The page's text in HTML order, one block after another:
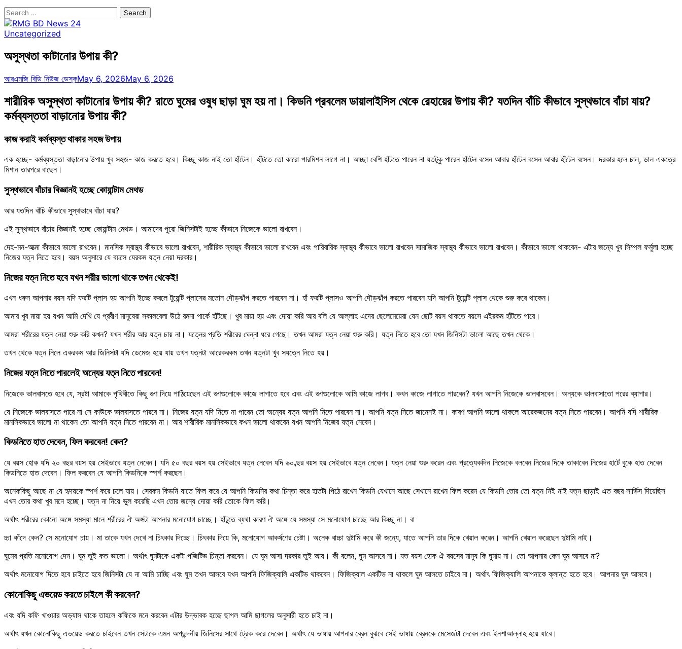
Search
for:
Uncategorized
অসুস্থতা কাটানোর উপায় কী?
আরএমজি বিডি নিউজ ডেস্কMay 6, 2026May 6, 2026
শারীরিক অসুস্থতা কাটানোর উপায় কী? রাতে ঘুমের ওষুধ ছাড়া ঘুম হয় না। কিডনি প্রবলেম ডায়ালাইসিস থেকে রেহায়ের উপায় কী? যতদিন বাঁচি কীভাবে সুস্থভাবে বাঁচা যায়?
কর্মব্যস্ততা বাড়ানোর উপায় কী?
কাজ করাই কর্মব্যস্ত থাকার সহজ উপায়
এক হচ্ছে- কর্মব্যস্ততা বাড়ানোর উপায় খুব সহজ- কাজ করতে হবে। কিচ্ছু কাজ নাই তো হাঁটেন। হাঁটতে তো কারো পারমিশন লাগে না। আচ্ছা বেশি হাঁটতে পারেন না যতটুকু পারেন হাঁটেন বসেন আবার হাঁটেন বসেন আবার হাঁটেন বসেন। দরকার হলে চাল, ডাল একত্রে
মিশান তারপরে বাছেন।
সুস্থভাবে বাঁচার বিজ্ঞানই হচ্ছে কোয়ান্টাম মেথড
আর যতদিন বাঁচি কীভাবে সুস্থভাবে বাঁচা যায়?
এই সুস্থভাবে বাঁচার বিজ্ঞানই হচ্ছে কোয়ান্টাম মেথড। আমাদের পুরো জিনিসটাই হচ্ছে কীভাবে নিজেকে ভালো রাখবেন।
দেহ-মন-আত্মা কীভাবে ভালো রাখবেন। মানসিক স্বাস্থ্য কীভাবে ভালো রাখবেন, শারীরিক স্বাস্থ্য কীভাবে ভালো রাখবেন এবং পারিবারিক স্বাস্থ্য কীভাবে ভালো রাখবেন সামাজিক স্বাস্থ্য কীভাবে ভালো রাখবেন। কীভাবে ভালো থাকবেন- এটার জন্যে খুব সিম্পল ফর্মুলা হচ্ছে
নিজের যত্ন নিতে হবে। বয়স অনুসারে যে বয়সে যেরকম যত্ন নেয়া দরকার।
নিজের যত্ন নিতে হবে যখন শরীর ভালো থাকে তখন থেকেই!
এখন ধরুন আপনার বয়স যদি ফরটি প্লাস হয় আপনি ইচ্ছে করলে টুয়েন্টি প্লাসের মতোন দৌড়ঝাঁপ করতে পারবেন না। হাঁ ফরটি প্লাসও আপনি দৌড়ঝাঁপ করতে পারবেন যদি আপনি টুয়েন্টি প্লাস থেকে শুরু করে থাকেন।
আমার খুব মায়া হয় যখন আমি দেখি যে প্রবীণ মানুষেরা সকালবেলা উঠে রমনা পার্কে হাঁটছে। খুব মায়া হয় এবং দোয়া করি আর বলি যে আল্লাহ এদের ছেলেমেয়েরা যেন ছোট বয়স থাকতে বয়সে এইরকম হাঁটতে পারে।
আমরা শরীরের যত্ন নেয়া শুরু করি কখন? যখন শরীর আর যত্ন চায় না। যত্নের প্রতি শরীরের ঘেন্না ধরে গেছে। তখন আমরা যত্ন নেয়া শুরু করি। যত্ন নিতে হবে তো যখন জিনিসটা ভালো আছে তখন থেকে।
তখন থেকে যত্ন নিলে একরকম আর জিনিসটা যদি ডেমেজ হয়ে যায় তখন যত্নটা আরেকরকম তখন যত্নটা খুব সযত্নে নিতে হয়।
নিজের যত্ন নিতে পারলেই অন্যের যত্ন নিতে পারবেন!
নিজেকে ভালবাসতে হবে যে, স্রষ্টা আমাকে পৃথিবীতে কিছু গুণ দিয়ে পাঠিয়েছেন এই গুণগুলোকে কাজে লাগাতে হবে এবং এই গুণগুলোকে আমি কাজে লাগব। কখন কাজে লাগাতে পারবেন? যখন আপনি নিজেকে ভালবাসবেন। অন্যকে ভালবাসাতো পরের ব্যাপার।
যে নিজেকে ভালবাসতে পারে না সে কাউকে ভালবাসতে পারবে না। নিজের যত্ন যদি নিতে না পারেন তো অন্যের যত্ন আপনি নিতে পারবেন না। আপনি যত্ন নিতে জানেনই না। কারণ আপনি ভালো থাকলে আরেকজনের যত্ন নিতে পারবেন। আপনি যদি শারীরিক
মানসিকভাবে ভালো না থাকেন তো আপনি যত্ন নিতে পারবেন না। আর শারীরিক মানসিকভাবে কখন ভালো থাকবেন যখন আপনি নিজের যত্ন নেবেন।
কিডনিতে হাত দেবেন, ফিল করবেন! কেন?
যে বয়স হোক যদি ২০ বছর বয়স হয় সেইভাবে যত্ন নেবেন। যদি ৫০ বছর বয়স হয় সেইভাবে যত্ন নেবেন যদি ৬০ ব্ছর বয়স হয় সেইভাবে যত্ন নেবেন। যত্ন নেয়া শুরু করেন এবং প্রত্যেকদিন নিজেকে বলবেন নিজের দিকে তাকাবেন নিজের হার্টে বুকে হাত দেবেন
কিডনিতে হাত দেবেন। ফিল করবেন যে আপনি কিডনিকে স্পর্শ করছেন।
অনেককিছু আছে না যে হৃদয়কে স্পর্শ করে চলে যায়। সেরকম কিডনি যাতে ফিল করে যে আপনি কিডনির কথা চিন্তা করে হাতটা পিঠে রাখেন কিডনি যেখানে আছে সেখানে রাখেন ফিল করেন যে কিডনি তোর তো যত্ন নিই নাই যত্ন ছাড়াই এত বছর সার্ভিস দিয়েছিস
এখন তোর কথা খুব মনে হচ্ছে। যত্ন না নিয়ে ভুল করেছি এখন তোর জন্যে দোয়া করি তোকে ফিল করি।
অর্থাৎ শরীরের কোনো অঙ্গে সমস্যা মানে শরীরের ঐ অঙ্গটা আপনার মনোযোগ চাচ্ছে। হাঁটুতে ব্যথা কারণ ঐ অঙ্গে যে সমস্যা সে মনোযোগ চাচ্ছে আর কিচ্ছু না। বা
চ্চা কাঁদে কেন? সে মনোযোগ চায়। মা তাকে যখন দেখে না চিৎকার দিচ্ছে। চিৎকার দিয়ে কি, মনোযোগ আকর্ষণের চেষ্টা। অনেক বাচ্চা দুষ্টামি করে কী জন্যে, যাতে আপনি তার দিকে খেয়াল করেন। আপনি খেয়াল করেছেন দুষ্টামি নাই।
ঘুমের প্রতি মনোযোগ দেন। ঘুম তুই কত ভালো। অর্থাৎ ঘুমটাকে একটা পজিটিভ চিন্তা করবেন। যে ঘুম আসা দরকার তুই আয়। কী বলেন, ঘুম আসবে না। যত বয়স হোক ঐ বয়সের মানুষ কি ঘুমায় না। তো আপনার কেন ঘুম আসবে না?
অর্থাৎ মনোযোগ দিতে হবে চাইতে হবে জিনিসটা যে না আমি চাচ্ছি এবং ঘুম তখন আসবে যখন আপনি ফিজিক্যালি একটিভ থাকবেন। ফিজিক্যাল একটিভ না থাকলে ঘুম আসতে চাইবে না। অর্থাৎ ফিজিক্যালি আপনাকে ক্লান্ত হতে হবে। আপনার ঘুম আসবে।
কোনোকিছু এভয়েড করতে চাইলে কী করবেন?
এবং যদি কফি খাওয়ার অভ্যাস থাকে তাহলে কফিকে মনে করবেন এটার উদ্ভাবক হচ্ছে ছাগল আমি ছাগলের অনুসারী হতে চাই না।
অর্থাৎ যখন কোনোকিছু এভয়েড করতে চাইবেন তখন সেটাকে এমন অপছন্দনীয় জিনিসের সাথে ট্রেক করে দেবেন। অর্থাৎ যে ভাষায় আপনার ব্রেন বুঝবে সেই ভাষায় ব্রেনকে মেসেজটা দেবেন এবং ইনশাআল্লাহ হয়ে যাবে।